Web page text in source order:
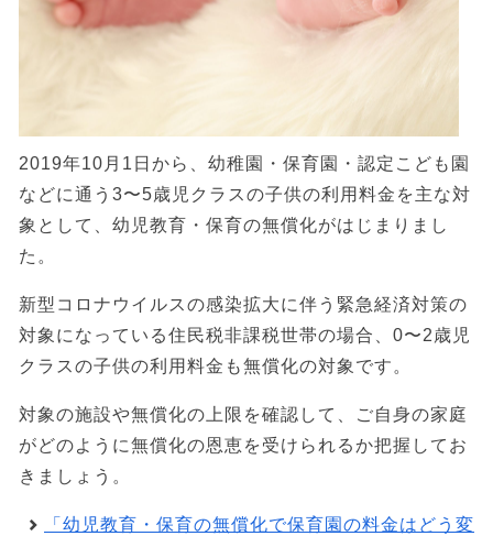
2019年10月1日から、幼稚園・保育園・認定こども園
などに通う3〜5歳児クラスの子供の利用料金を主な対
象として、幼児教育・保育の無償化がはじまりまし
た。
新型コロナウイルスの感染拡大に伴う緊急経済対策の
対象になっている住民税非課税世帯の場合、0〜2歳児
クラスの子供の利用料金も無償化の対象です。
対象の施設や無償化の上限を確認して、ご自身の家庭
がどのように無償化の恩恵を受けられるか把握してお
きましょう。
「幼児教育・保育の無償化で保育園の料金はどう変